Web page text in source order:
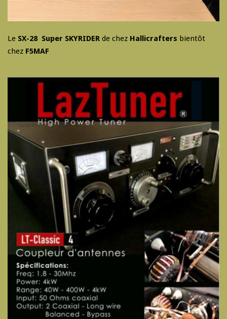
Le SX-28 Super SKYRIDER de chez Hallicrafters bientôt
chez F5MAF